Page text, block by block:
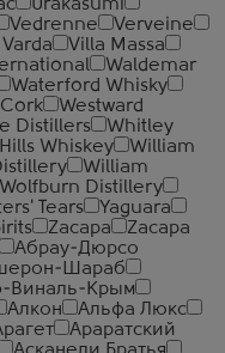
Urakasumi
Vedrenne
Verveine
Villa Massa
Waldemar
Waterford Whisky
Westward
Distillers
Whitley
Whiskey
William
William
Wolfburn Distillery
Tears
Yaguara
Zacapa
Zacapa
Абрау-Дюрсо
Шараб
Виналь-Крым
Алкон
Альфа Люкс
Араратский